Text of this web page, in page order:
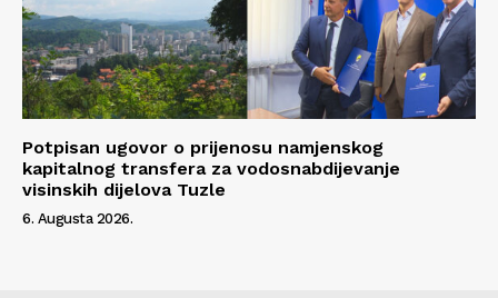
Potpisan ugovor o prijenosu namjenskog
kapitalnog transfera za vodosnabdijevanje
visinskih dijelova Tuzle
6. Augusta 2026.